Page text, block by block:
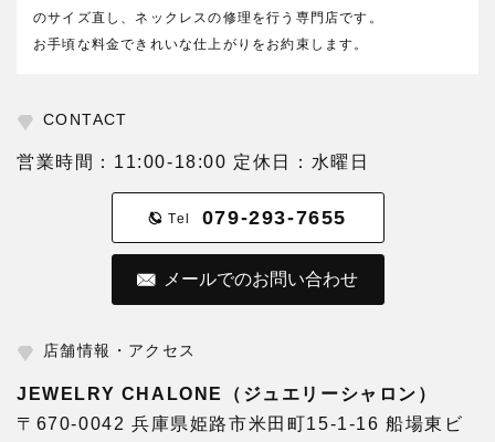
のサイズ直し、ネックレスの修理を行う専門店です。
お手頃な料金できれいな仕上がりをお約束します。
CONTACT
営業時間：11:00-18:00 定休日：水曜日
Tel 079-293-7655
メールでのお問い合わせ
店舗情報・アクセス
JEWELRY CHALONE（ジュエリーシャロン）
〒670-0042 兵庫県姫路市米田町15-1-16 船場東ビ